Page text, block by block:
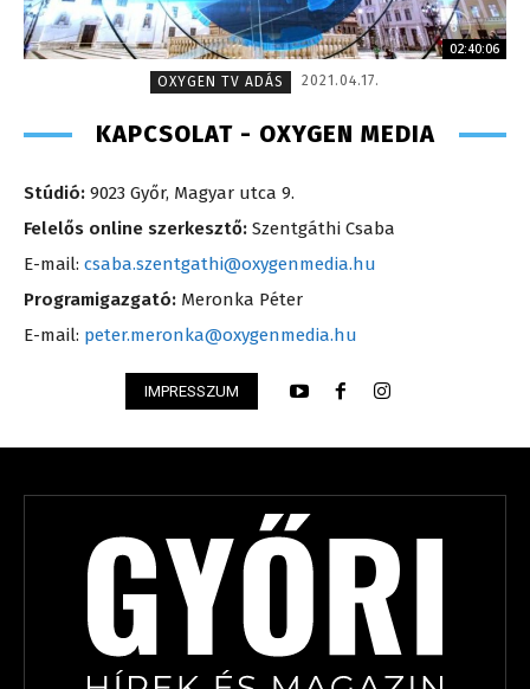
02:40:06
OXYGEN TV ADÁS
2021.04.17.
KAPCSOLAT - OXYGEN MEDIA
Stúdió: 9023 Győr, Magyar utca 9.
Felelős online szerkesztő: Szentgáthi Csaba
E-mail: csaba.szentgathi@oxygenmedia.hu
Programigazgató: Meronka Péter
E-mail: peter.meronka@oxygenmedia.hu
IMPRESSZUM